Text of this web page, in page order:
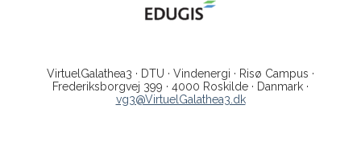
VirtuelGalathea3 · DTU · Vindenergi · Risø Campus ·
Frederiksborgvej 399 · 4000 Roskilde · Danmark ·
vg3@VirtuelGalathea3.dk